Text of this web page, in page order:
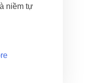
niềm tự